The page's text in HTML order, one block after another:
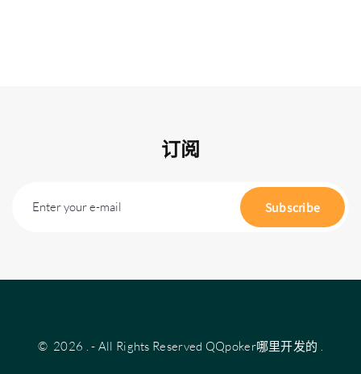
订阅
Enter your e-mail Subscribe
© 2026 .- All Rights Reserved QQpoker哪里开发的 .